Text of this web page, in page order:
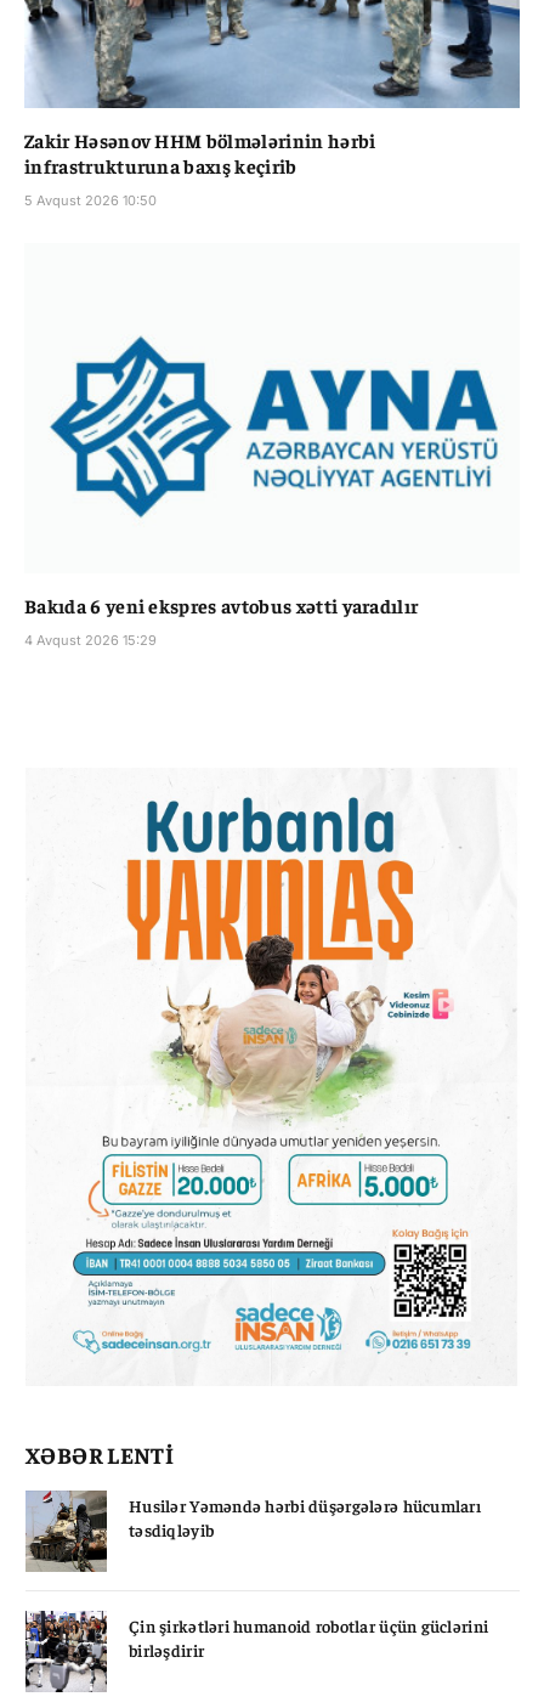
Zakir Həsənov HHM bölmələrinin hərbi
infrastrukturuna baxış keçirib
5 Avqust 2026 10:50
Bakıda 6 yeni ekspres avtobus xətti yaradılır
4 Avqust 2026 15:29
XƏBƏR LENTİ
Husilər Yəməndə hərbi düşərgələrə hücumları
təsdiqləyib
Çin şirkətləri humanoid robotlar üçün güclərini
birləşdirir